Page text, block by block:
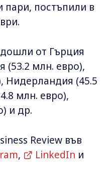
пари, постъпили в
от Гърция
(53.2 млн. евро),
Нидерландия (45.5
млн. евро),
и др.
Review във
, LinkedIn и